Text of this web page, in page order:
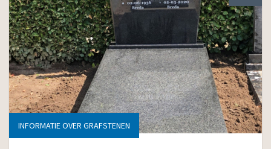
INFORMATIE OVER GRAFSTENEN